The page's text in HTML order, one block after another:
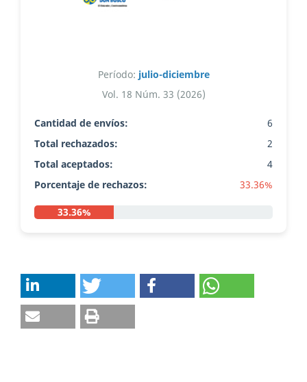
Período: julio-diciembre
Vol. 18 Núm. 33 (2026)
Cantidad de envíos:
6
Total rechazados:
2
Total aceptados:
4
Porcentaje de rechazos:
33.36%
33.36%